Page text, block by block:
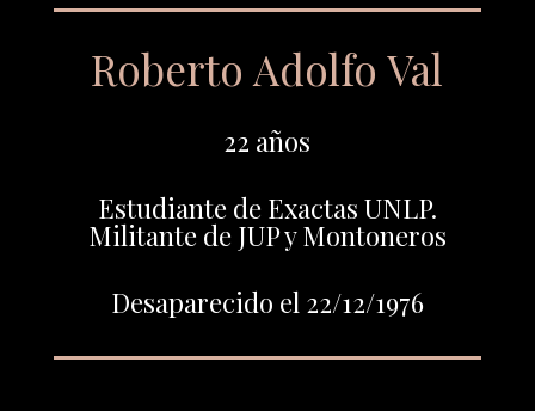
Roberto Adolfo Val
22 años
Estudiante de Exactas UNLP.
Militante de JUP y Montoneros
Desaparecido el 22/12/1976